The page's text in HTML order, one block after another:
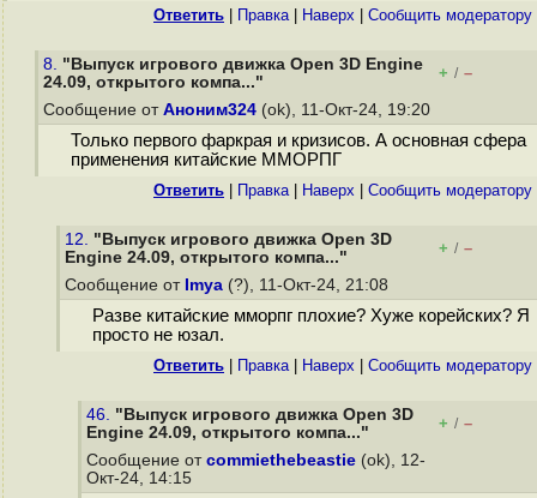
Ответить Правка| Наверх Cообщить модератору
8. "Выпуск игрового движка Open 3D Engine
24.09, открытого компа..."
+ / –
Сообщение от Аноним324 (ok), 11-Окт-24, 19:20
Только первого фаркрая и кризисов. А основная сфера
применения китайские ММОРПГ
Ответить Правка| Наверх Cообщить модератору
12. "Выпуск игрового движка Open 3D
Engine 24.09, открытого компа..."
+ / –
Сообщение от Imya (?), 11-Окт-24, 21:08
Разве китайские мморпг плохие? Хуже корейских? Я
просто не юзал.
Ответить Правка| Наверх Cообщить модератору
46. "Выпуск игрового движка Open 3D
Engine 24.09, открытого компа..."
+ / –
Сообщение от commiethebeastie (ok), 12-
Окт-24, 14:15